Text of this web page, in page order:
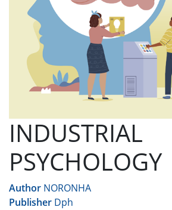
INDUSTRIAL
PSYCHOLOGY
Author NORONHA
Publisher Dph